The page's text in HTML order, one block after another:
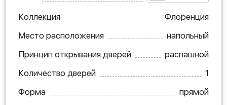
Коллекция
Флоренция
Место расположения
напольный
Принцип открывания дверей
распашной
Количество дверей
1
Форма
прямой